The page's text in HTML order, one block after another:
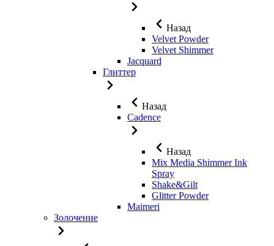
Назад
Velvet Powder
Velvet Shimmer
Jaсquard
Глиттер
Назад
Cadence
Назад
Mix Media Shimmer Ink
Spray
Shake&Gilt
Glitter Powder
Maimeri
Золочение